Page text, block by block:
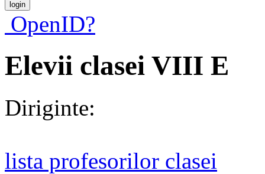
OpenID?
Elevii clasei VIII E
Diriginte:
lista profesorilor clasei